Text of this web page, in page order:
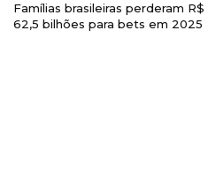
Famílias brasileiras perderam R$
62,5 bilhões para bets em 2025